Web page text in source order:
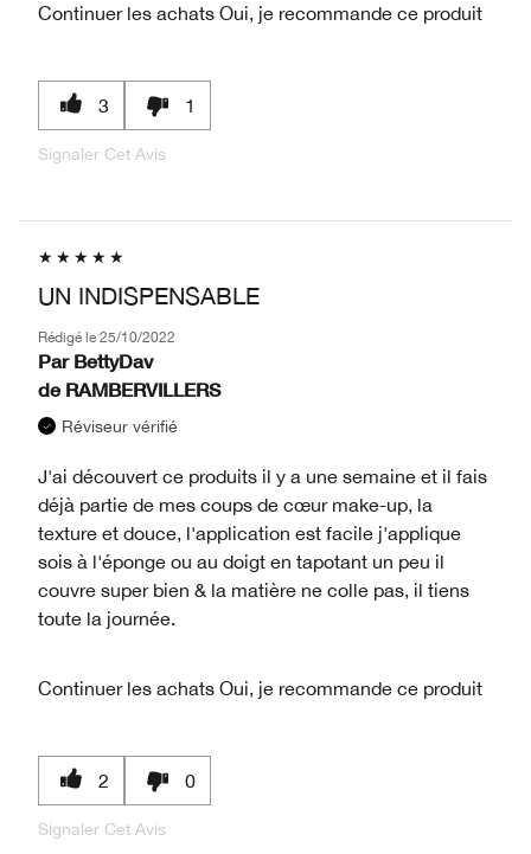
Continuer les achats Oui, je recommande ce produit
3 1
Signaler Cet Avis
UN INDISPENSABLE
Rédigé le 25/10/2022
Par BettyDav
de RAMBERVILLERS
Réviseur vérifié
J'ai découvert ce produits il y a une semaine et il fais
déjà partie de mes coups de cœur make-up, la
texture et douce, l'application est facile j'applique
sois à l'éponge ou au doigt en tapotant un peu il
couvre super bien & la matière ne colle pas, il tiens
toute la journée.
Continuer les achats Oui, je recommande ce produit
2 0
Signaler Cet Avis